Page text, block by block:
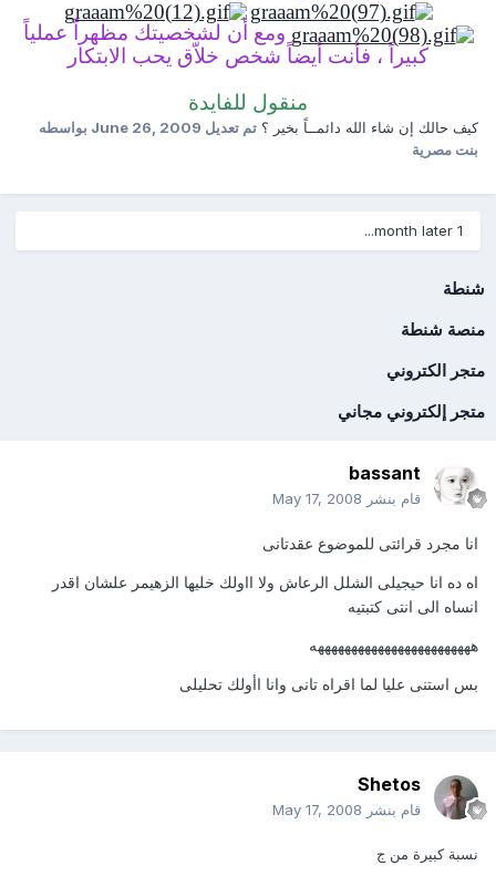
ومع أن لشخصيتك مظهراً عملياً
كبيراً ، فأنت أيضاً شخص خلاّق يحب الابتكار
منقول للفايدة
كيف حالك إن شاء الله دائمــاً بخير ؟ تم تعديلJune 26, 2009بواسطه
بنت مصرية
شنطة
منصة شنطة
متجر الكتروني
متجر إلكتروني مجاني
bassant
قام بنشر May 17, 2008
انا مجرد قرائتى للموضوع عقدتانى
اه ده انا حيجيلى الشلل الرعاش ولا ااولك خليها الزهيمر علشان اقدر
انساه الى انتى كتبتيه
ههههههههههههههههههههههههه
بس استنى عليا لما اقراه تانى وانا اأولك تحليلى
Shetos
قام بنشر May 17, 2008
نسبة كبيرة من ج